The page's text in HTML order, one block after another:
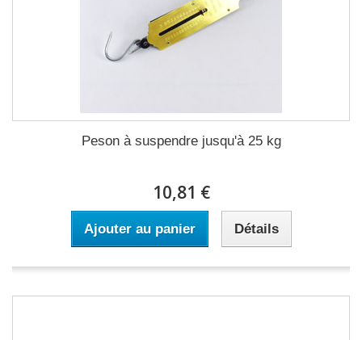
Peson à suspendre jusqu'à 25 kg
10,81 €
Ajouter au panier Détails